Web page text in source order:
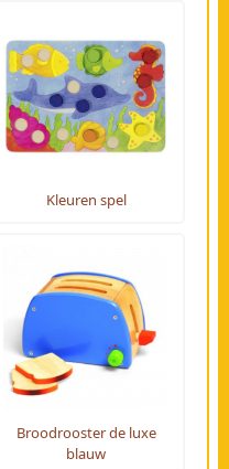
Kleuren spel
Broodrooster de luxe
blauw